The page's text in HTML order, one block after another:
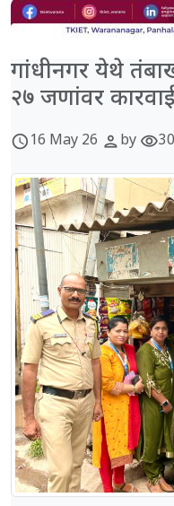
गांधीनगर येथे
२७ जणांवर
schedule16 May 26 personby visibility